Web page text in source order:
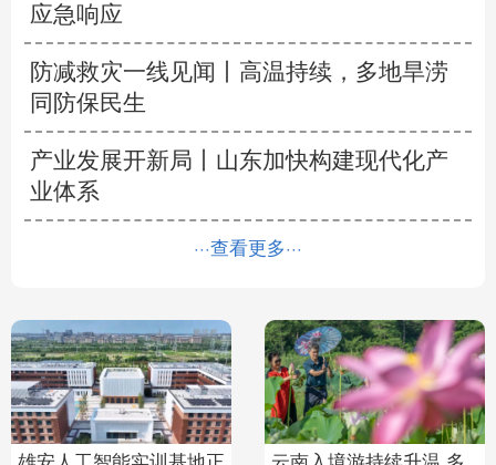
应急响应
防减救灾一线见闻丨高温持续，多地旱涝
同防保民生
产业发展开新局丨 山东加快构建现代化产
业体系
···查看更多···